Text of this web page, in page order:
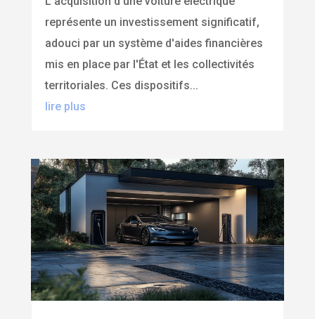
représente un investissement significatif,
adouci par un système d'aides financières
mis en place par l'État et les collectivités
territoriales. Ces dispositifs...
lire plus